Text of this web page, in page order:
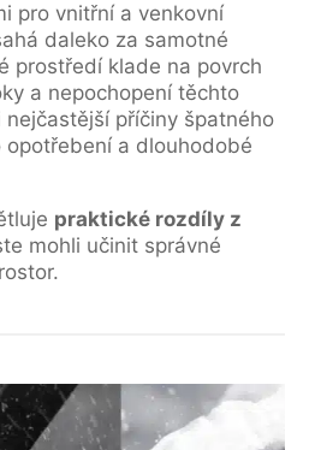
pro vnitřní a venkovní
daleko za samotné
prostředí klade na povrch
a nepochopení těchto
příčiny špatného
opotřebení a dlouhodobé
praktické rozdíly z
mohli učinit správné